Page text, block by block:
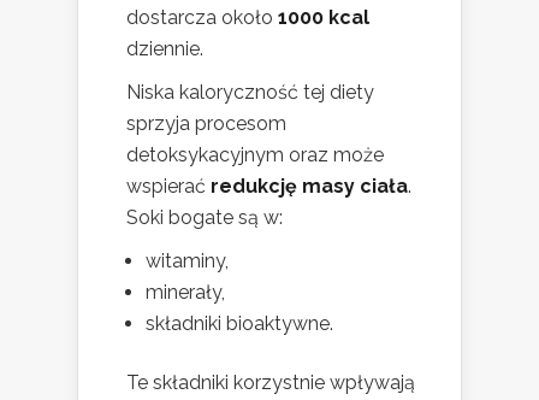
dostarcza około 1000 kcal
dziennie.
Niska kaloryczność tej diety
sprzyja procesom
detoksykacyjnym oraz może
wspierać redukcję masy ciała.
Soki bogate są w:
witaminy,
minerały,
składniki bioaktywne.
Te składniki korzystnie wpływają